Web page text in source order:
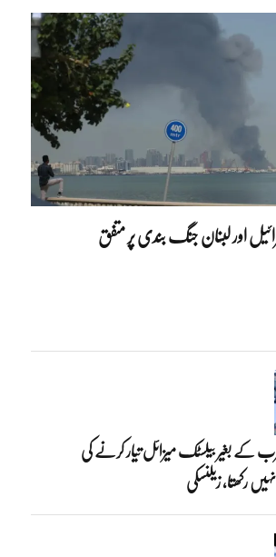
اور لبنان جنگ بندی پر متفق
کے بغیر بیلسٹک میزائل تیار کرنے کی
رکھتا، زیلنسکی